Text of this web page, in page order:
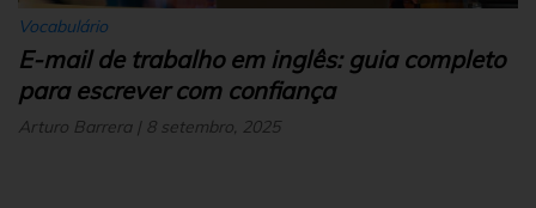
Vocabulário
E-mail de trabalho em inglês: guia completo
para escrever com confiança
Arturo Barrera | 8 setembro, 2025